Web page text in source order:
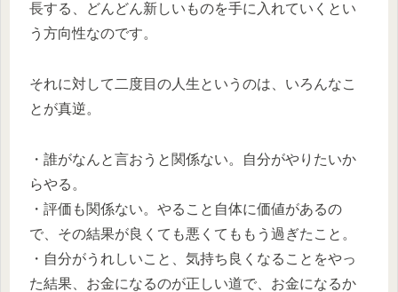
長する、どんどん新しいものを手に入れていくとい
う方向性なのです。
それに対して二度目の人生というのは、いろんなこ
とが真逆。
・誰がなんと言おうと関係ない。自分がやりたいか
らやる。
・評価も関係ない。やること自体に価値があるの
で、その結果が良くても悪くてももう過ぎたこと。
・自分がうれしいこと、気持ち良くなることをやっ
た結果、お金になるのが正しい道で、お金になるか